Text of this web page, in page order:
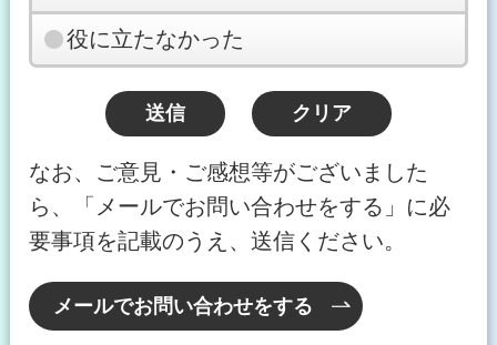
役に立たなかった
なお、ご意見・ご感想等がございました
ら、「メールでお問い合わせをする」に必
要事項を記載のうえ、送信ください。
メールでお問い合わせをする